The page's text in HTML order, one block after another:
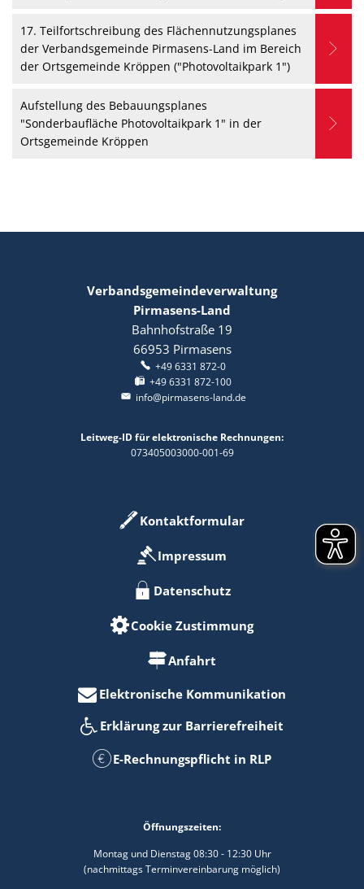
17. Teilfortschreibung des Flächennutzungsplanes
der Verbandsgemeinde Pirmasens-Land im Bereich
der Ortsgemeinde Kröppen ("Photovoltaikpark 1")
Aufstellung des Bebauungsplanes
"Sonderbaufläche Photovoltaikpark 1" in der
Ortsgemeinde Kröppen
Verbandsgemeindeverwaltung
Pirmasens-Land
Bahnhofstraße 19
66953 Pirmasens
+49 6331 872-0
+49 6331 872-100
info@pirmasens-land.de
Leitweg-ID für elektronische Rechnungen:
073405003000-001-69
Kontaktformular
Impressum
Datenschutz
Cookie Zustimmung
Anfahrt
Elektronische Kommunikation
Erklärung zur Barrierefreiheit
E-Rechnungspflicht in RLP
Öffnungszeiten:
Montag und Dienstag 08:30 - 12:30 Uhr
(nachmittags Terminvereinbarung möglich)